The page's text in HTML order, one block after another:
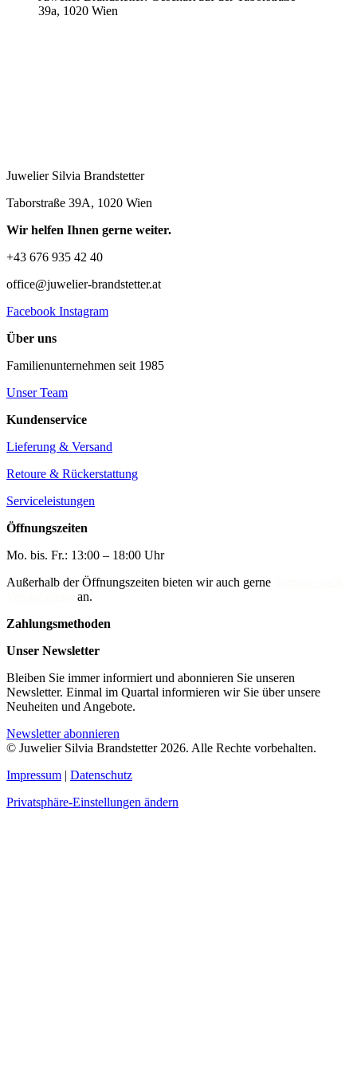
39a, 1020 Wien
Juwelier Silvia Brandstetter
Taborstraße 39A, 1020 Wien
Wir helfen Ihnen gerne weiter.
+43 676 935 42 40
office@juwelier-brandstetter.at
Facebook Instagram
Über uns
Familienunternehmen seit 1985
Unser Team
Kundenservice
Lieferung & Versand
Retoure & Rückerstattung
Serviceleistungen
Öffnungszeiten
Mo. bis. Fr.: 13:00 – 18:00 Uhr
Außerhalb der Öffnungszeiten bieten wir auch gerne
an.
Zahlungsmethoden
Unser Newsletter
Bleiben Sie immer informiert und abonnieren Sie unseren
Newsletter. Einmal im Quartal informieren wir Sie über unsere
Neuheiten und Angebote.
Newsletter abonnieren
© Juwelier Silvia Brandstetter 2026. Alle Rechte vorbehalten.
Impressum | Datenschutz
Privatsphäre-Einstellungen ändern